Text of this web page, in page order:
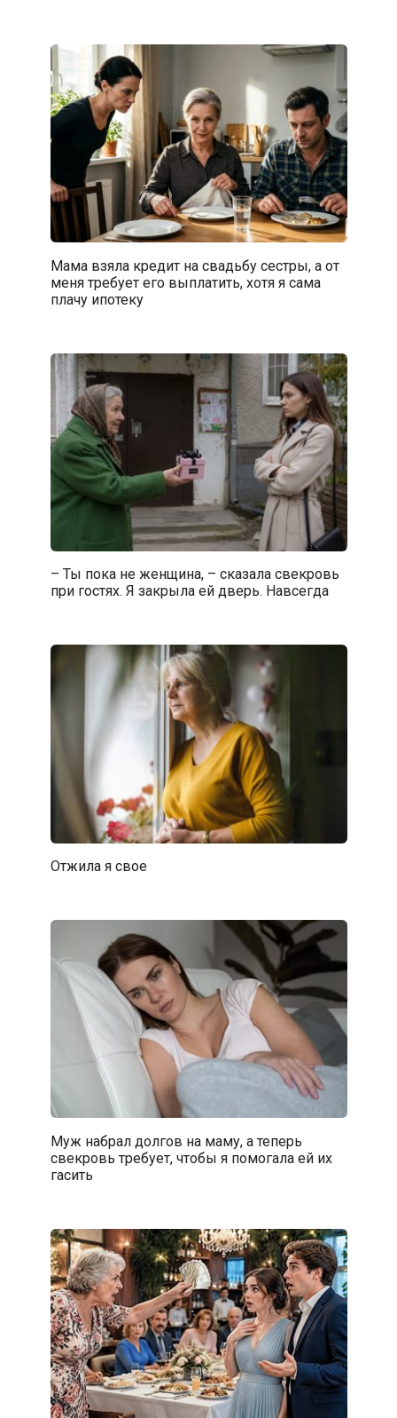
Мама взяла кредит на свадьбу сестры, а от
меня требует его выплатить, хотя я сама
плачу ипотеку
– Ты пока не женщина, – сказала свекровь
при гостях. Я закрыла ей дверь. Навсегда
Отжила я свое
Муж набрал долгов на маму, а теперь
свекровь требует, чтобы я помогала ей их
гасить